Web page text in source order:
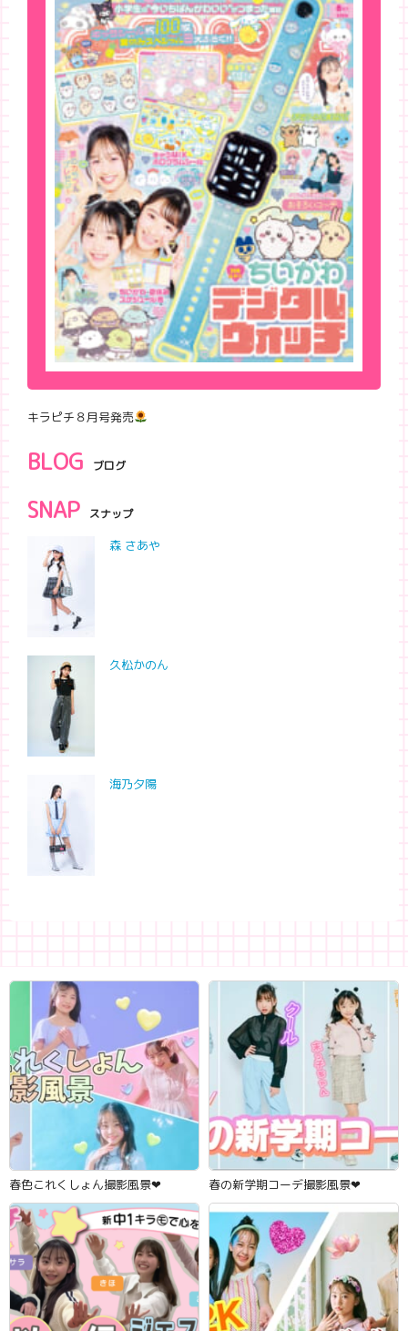
キラピチ８月号発売
BLOG ブログ
SNAP スナップ
森 さあや
久松かのん
海乃夕陽
春色これくしょん撮影風景‪‪❤︎‬ 春の新学期コーデ撮影風景‪‪❤︎‬